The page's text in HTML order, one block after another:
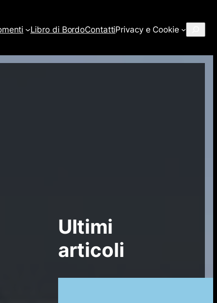
Libro di BordoContattiPrivacy e Cookie
Ultimi
articoli